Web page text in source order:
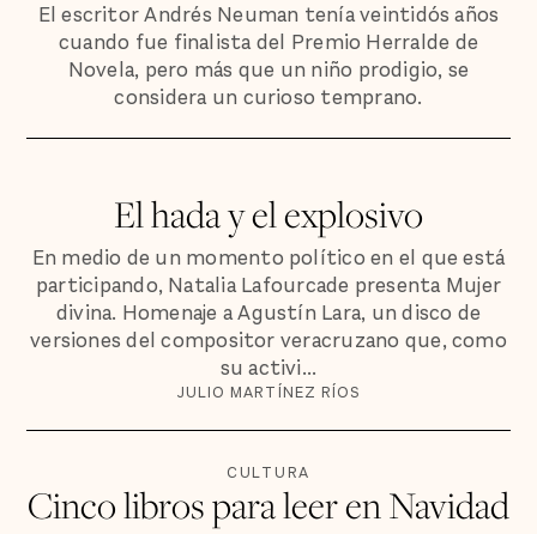
El escritor Andrés Neuman tenía veintidós años
cuando fue finalista del Premio Herralde de
Novela, pero más que un niño prodigio, se
considera un curioso temprano.
El hada y el explosivo
En medio de un momento político en el que está
participando, Natalia Lafourcade presenta Mujer
divina. Homenaje a Agustín Lara, un disco de
versiones del compositor veracruzano que, como
su activi...
JULIO MARTÍNEZ RÍOS
CULTURA
Cinco libros para leer en Navidad